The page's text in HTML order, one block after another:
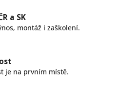
a SK
montáž i zaškolení.
je na prvním místě.